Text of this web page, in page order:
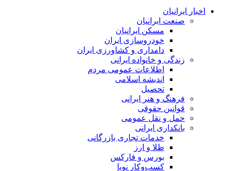
اخبار ایرانیان
صنعت ایرانیان
مسکن ایرانیان
خودروسازی ایران
دامداری و کشاورزی ایران
زندگی و خانواده ایرانی
اطلاعات عمومی مردم
اندیشه اسلامی
تحصیل
فرهنگ و هنر ایرانی
قوانین حقوقی
حمل و نقل عمومی
بانکداری ایرانی
خدمات تجاری بازرگانی
طلا و ارز
بورس و فارکس
کسب‌وکار نوپا